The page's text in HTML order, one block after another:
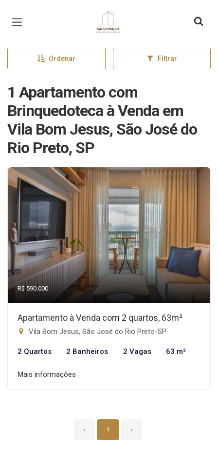
Página inicial
Ordenar Filtrar
1 Apartamento com
Brinquedoteca à Venda em
Vila Bom Jesus, São José do
Rio Preto, SP
R$ 590.000
Apartamento à Venda com 2 quartos, 63m²
Vila Bom Jesus, São José do Rio Preto-SP
2 Quartos 2 Banheiros 2 Vagas 63 m²
Mais informações
‹ 1 ›